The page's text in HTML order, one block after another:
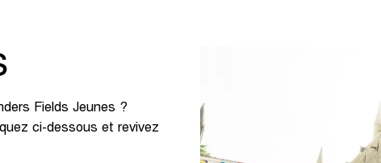
Fields Jeunes ?
ci-dessous et revivez